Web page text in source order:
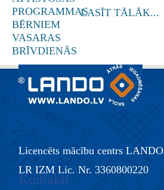
LASĪT TĀLĀK...
Licencēts mācību centrs LANDO
LR IZM Lic. Nr. 3360800220
Kontakti